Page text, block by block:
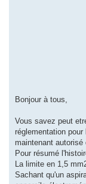
Bonjour à tous,
Vous savez peut
réglementation
maintenant autorisé
Pour résumé
La limite en 1,5
Sachant qu'un